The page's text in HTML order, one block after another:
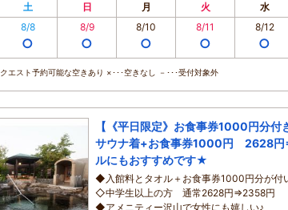
土 日 月 火 水
8/8
○
8/9
○
8/10
○
8/11
○
8/12
○
クエスト予約可能な空きあり ×･･･空きなし －･･･受付対象外
【《平日限定》お食事券1000円分
サウナ着+お食事券1000円 2628
ルにもおすすめです★
◆入館料とタオル＋お食事券1000円分が付
◇中学生以上の方 通常2628円⇒2358円
◆アメニティー沢山で女性にも嬉しい♪